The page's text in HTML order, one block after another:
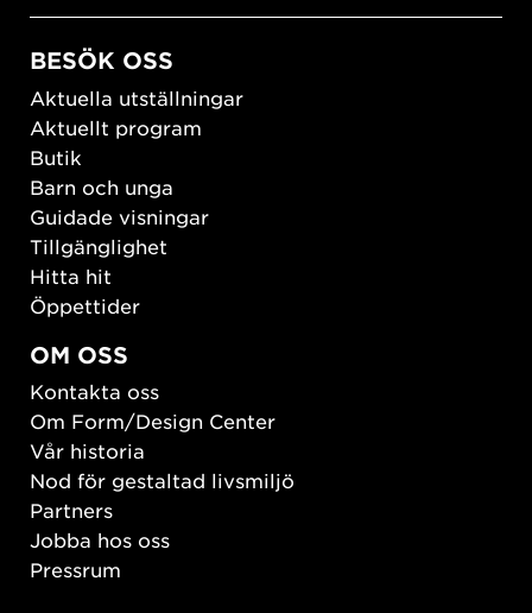
BESÖK OSS
Aktuella utställningar
Aktuellt program
Butik
Barn och unga
Guidade visningar
Tillgänglighet
Hitta hit
Öppettider
OM OSS
Kontakta oss
Om Form/Design Center
Vår historia
Nod för gestaltad livsmiljö
Partners
Jobba hos oss
Pressrum